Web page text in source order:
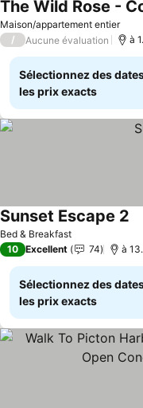
Maison/appartement entier
The Wild Rose -
/ Aucune évaluation à
Sélectionnez des
les prix exacts
Bed & Breakfast
Sunset Escape 2
10 Excellent 74 à
Sélectionnez des
les prix exacts